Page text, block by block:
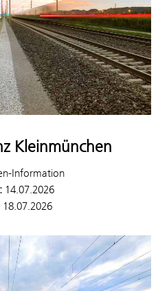
Kleinmünchen
Information
14.07.2026
18.07.2026